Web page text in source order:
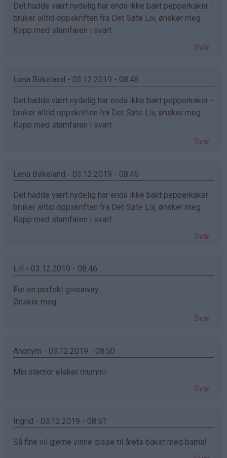
Det hadde vært nydelig har enda ikke bakt pepperkaker -
bruker alltid oppskriften fra Det Søte Liv, ønsker meg
Kopp med stamfaren i svart.
Svar
Lena Birkeland - 03.12.2019 - 08:46
Det hadde vært nydelig har enda ikke bakt pepperkaker -
bruker alltid oppskriften fra Det Søte Liv, ønsker meg
Kopp med stamfaren i svart.
Svar
Lena Birkeland - 03.12.2019 - 08:46
Det hadde vært nydelig har enda ikke bakt pepperkaker -
bruker alltid oppskriften fra Det Søte Liv, ønsker meg
Kopp med stamfaren i svart.
Svar
Lill - 03.12.2019 - 08:46
For en perfekt giveaway
Ønsker meg
Svar
Anonym - 03.12.2019 - 08:50
Min stemor elsker mummi
Svar
Ingrid - 03.12.2019 - 08:51
Så fine vil gjerne vinne disse til årets bakst med barna!